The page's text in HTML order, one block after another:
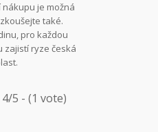
je možná
také.
pro každou
zajistí ryze česká
4/5 - (1 vote)